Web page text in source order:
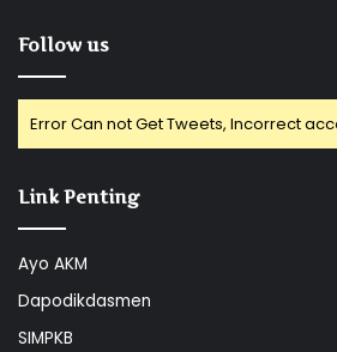
Follow us
Error Can not Get Tweets, Incorrect
Link Penting
Ayo AKM
Dapodikdasmen
SIMPKB